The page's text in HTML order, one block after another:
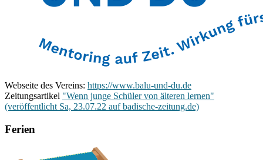
Webseite des Vereins: https://www.balu-und-du.de
Zeitungsartikel "Wenn junge Schüler von älteren lernen"
(veröffentlicht Sa, 23.07.22 auf badische-zeitung.de)
Ferien